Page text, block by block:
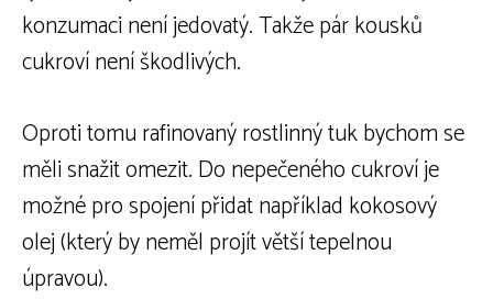
konzumaci není jedovatý. Takže pár kousků
cukroví není škodlivých.
Oproti tomu rafinovaný rostlinný tuk bychom se
měli snažit omezit. Do nepečeného cukroví je
možné pro spojení přidat například kokosový
olej (který by neměl projít větší tepelnou
úpravou).